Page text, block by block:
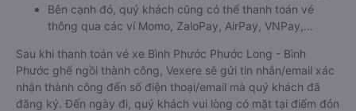
Bên cạnh đó, quý khách cũng có thể thanh toán vé
thông qua các ví Momo, ZaloPay, AirPay, VNPay,…
Sau khi thanh toán vé xe Bình Phước Phước Long - Bình
Phước ghế ngồi thành công, Vexere sẽ gửi tin nhắn/email xác
nhận thành công đến số điện thoại/email mà quý khách đã
đăng ký. Đến ngày đi, quý khách vui lòng có mặt tại điểm đón